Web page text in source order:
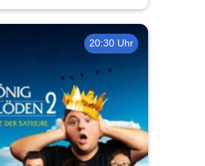
20:30 Uhr